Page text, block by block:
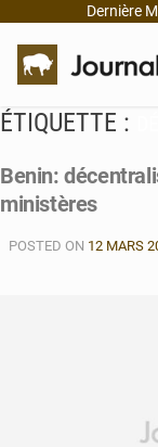
Dernière
ÉTIQUETTE :
Benin:
ministères
POSTED ON 12 MARS